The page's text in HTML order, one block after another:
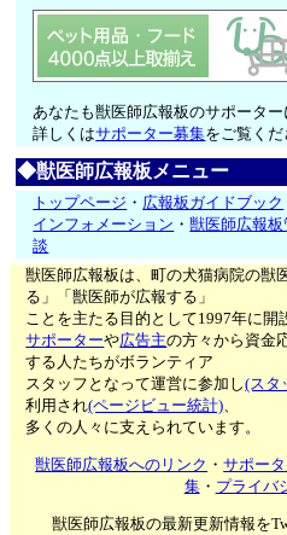
あなたも獣医師広報板のサポーター
詳しくはサポーター募集をご覧くだ
◆獣医師広報板メニュー
トップページ ・ 広報板ガイドブック
インフォメーション ・獣医師広報
談
獣医師広報板は、町の犬猫病院の獣
る」「獣医師が広報する」
ことを主たる目的として1997年に開
サポーターや広告主の方々から資金
する人たちがボランティア
スタッフとなって運営に参加し(スタ
利用され(ページビュー統計)、
多くの人々に支えられています。
獣医師広報板へのリンク ・サポー
集・ プライバ
獣医師広報板の最新更新情報を